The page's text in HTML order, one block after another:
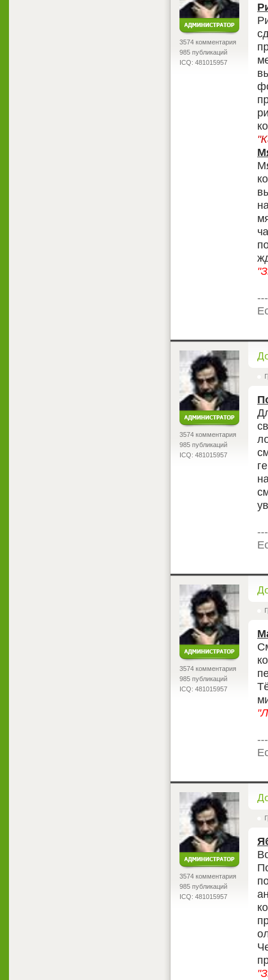
3574 комментария
985 публикаций
ICQ: 481015957
3574 комментария
985 публикаций
ICQ: 481015957
3574 комментария
985 публикаций
ICQ: 481015957
3574 комментария
985 публикаций
ICQ: 481015957